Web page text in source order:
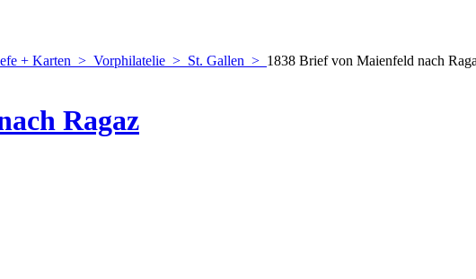
+ Karten > Vorphilatelie > St. Gallen > 1838 Brief von Maienfeld nach
Ragaz